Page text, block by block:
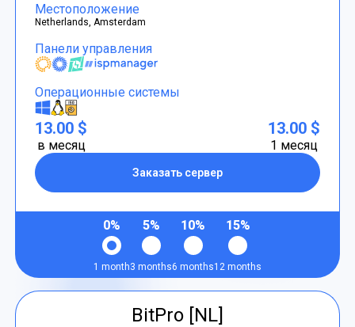
Местоположение
Netherlands, Amsterdam
Панели управления
Операционные системы
13.00 $
в месяц
Заказать сервер
13.00 $
1 месяц
0%
1 month
5%
3 months
10%
6 months
15%
12 months
BitPro [NL]